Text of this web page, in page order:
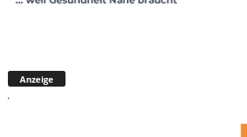
Anzeige